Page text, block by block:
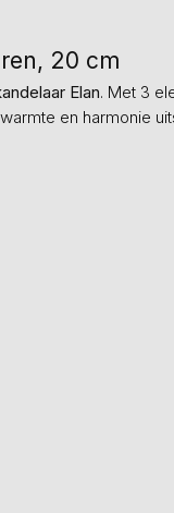
20 cm
Elan. Met 3
en harmonie